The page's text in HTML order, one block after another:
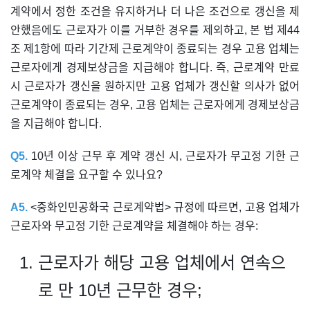
계약에서 정한 조건을 유지하거나 더 나은 조건으로 갱신을 제
안했음에도 근로자가 이를 거부한 경우를 제외하고, 본 법 제44
조 제1항에 따라 기간제 근로계약이 종료되는 경우 고용 업체는
근로자에게 경제보상금을 지급해야 합니다. 즉, 근로계약 만료
시 근로자가 갱신을 원하지만 고용 업체가 갱신할 의사가 없어
근로계약이 종료되는 경우, 고용 업체는 근로자에게 경제보상금
을 지급해야 합니다.
Q5. 10년 이상 근무 후 계약 갱신 시, 근로자가 무고정 기한 근
로계약 체결을 요구할 수 있나요?
A5.<중화인민공화국 근로계약법> 규정에 따르면, 고용 업체가
근로자와 무고정 기한 근로계약을 체결해야 하는 경우:
근로자가 해당 고용 업체에서 연속으
로 만 10년 근무한 경우;